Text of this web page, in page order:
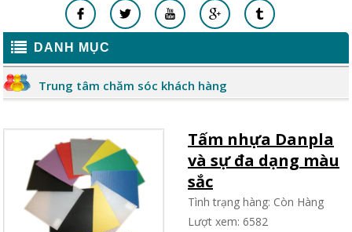
DANH MỤC
Trung tâm chăm sóc khách hàng
Tấm nhựa Danpla
và sự đa dạng màu
sắc
Tình trạng hàng: Còn Hàng
Lượt xem: 6582